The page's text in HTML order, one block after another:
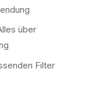
über
Filter